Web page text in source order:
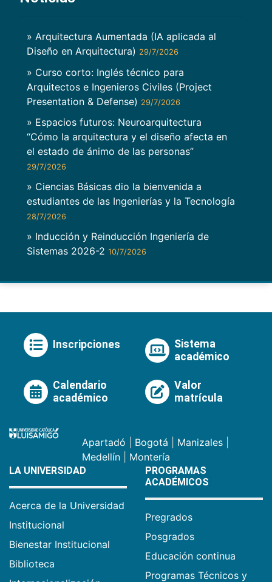
» Arquitectura Aumentada (IA aplicada al
Diseño en Arquitectura) 29/7/2026
» Curso corto: Inglés técnico para
Arquitectos e Ingenieros Civiles (Project
Presentation & Defense) 29/7/2026
» Espacios futuros: Neuroarquitectura
“Cómo la arquitectura y el diseño afecta en
el estado de ánimo de las personas”
29/7/2026
» Ciencias Básicas dio la bienvenida a
estudiantes de las Ingenierías y la Tecnología
28/7/2026
» Inducción y Reinducción Ingeniería de
Sistemas 2026-2 10/7/2026
Inscripciones
Sistema
académico
Calendario
académico
Valor
matrícula
Apartadó Bogotá Manizales
Medellín
Montería
LA UNIVERSIDAD
Acerca de la Universidad
Institucional
Bienestar Institucional
Biblioteca
PROGRAMAS
ACADÉMICOS
Pregrados
Posgrados
Educación continua
Programas Técnicos y